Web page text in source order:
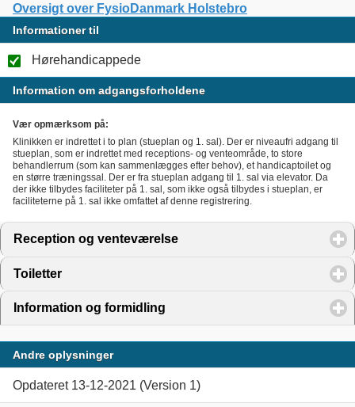
Oversigt over FysioDanmark Holstebro
Informationer til
Hørehandicappede
Information om adgangsforholdene
Vær opmærksom på:
Klinikken er indrettet i to plan (stueplan og 1. sal). Der er niveaufri adgang til
stueplan, som er indrettet med receptions- og venteområde, to store
behandlerrum (som kan sammenlægges efter behov), et handicaptoilet og
en større træningssal. Der er fra stueplan adgang til 1. sal via elevator. Da
der ikke tilbydes faciliteter på 1. sal, som ikke også tilbydes i stueplan, er
faciliteterne på 1. sal ikke omfattet af denne registrering.
Reception og venteværelse
Toiletter
Information og formidling
Andre oplysninger
Opdateret 13-12-2021 (Version 1)